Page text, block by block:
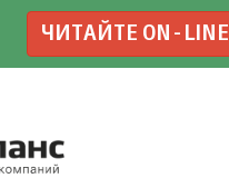
ЧИТАЙТЕ ON-LINE